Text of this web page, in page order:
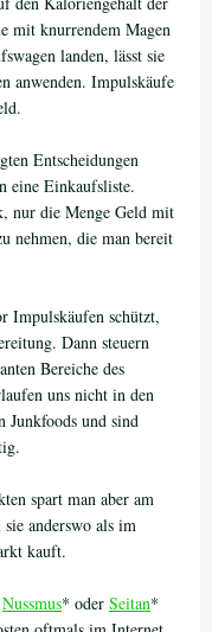
mit knurrendem Magen
landen, lässt sie
anwenden. Impulskäufe
Entscheidungen
eine Einkaufsliste.
nur die Menge Geld mit
nehmen, die man bereit
Impulskäufen schützt,
Dann steuern
Bereiche des
uns nicht in den
Junkfoods und sind
spart man aber am
anderswo als im
kauft.
Nussmus* oder Seitan*